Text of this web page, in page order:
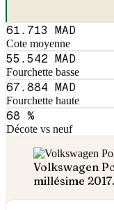
61.713 MAD
Cote moyenne
55.542 MAD
Fourchette basse
67.884 MAD
Fourchette haute
68 %
Décote vs neuf
Volkswagen
millésime 2017.